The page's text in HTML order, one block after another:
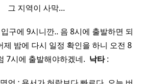
그 지역이 사막…
구에 9시니깐.. 음 8시에 출발하면 되
제 밤에 다시 일정 확인을 하니 오전 8
7시에 출발해야하겠네.
낙타: